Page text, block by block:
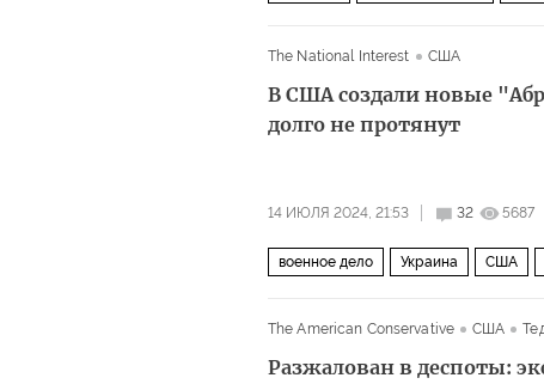
The National Interest США
В США создали новые
долго не протянут
14 ИЮЛЯ 2024, 21:53 32 5687
военное дело Украина США
The American Conservative США
Разжалован в деспоты: